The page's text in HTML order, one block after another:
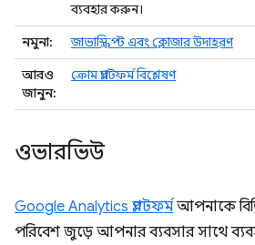
ব্যবহার করুন।
নমুনা:
জাভাস্ক্রিপ্ট এবং ক্লোজার উদাহরণ
আরও
জানুন:
ক্রোম প্ল্যাটফর্ম বিশ্লেষণ
ওভারভিউ
Google Analytics প্ল্যাটফর্ম আপনাকে
পরিবেশ জুড়ে আপনার ব্যবসার সাথে